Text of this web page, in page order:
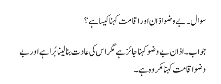
سوال۔ بے وضو اذان اور اقامت کہنا کیسا ہے؟
جواب۔ اذان بے وضو کہنا جائز ہے مگر اس کی عادت بنالینابُرا ہے اور بے
وضو اقامت کہنا مکروہ ہے۔